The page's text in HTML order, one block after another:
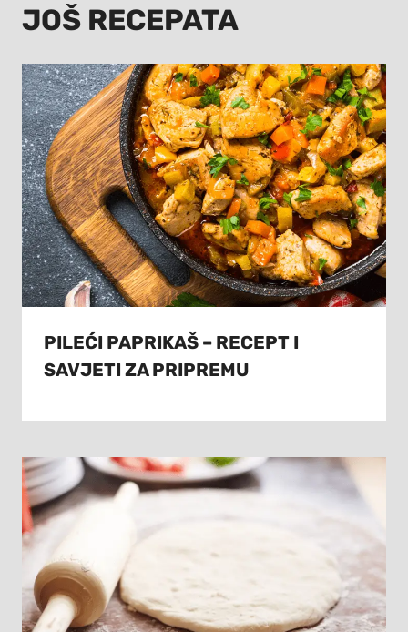
JOŠ RECEPATA
PILEĆI PAPRIKAŠ – RECEPT I
SAVJETI ZA PRIPREMU